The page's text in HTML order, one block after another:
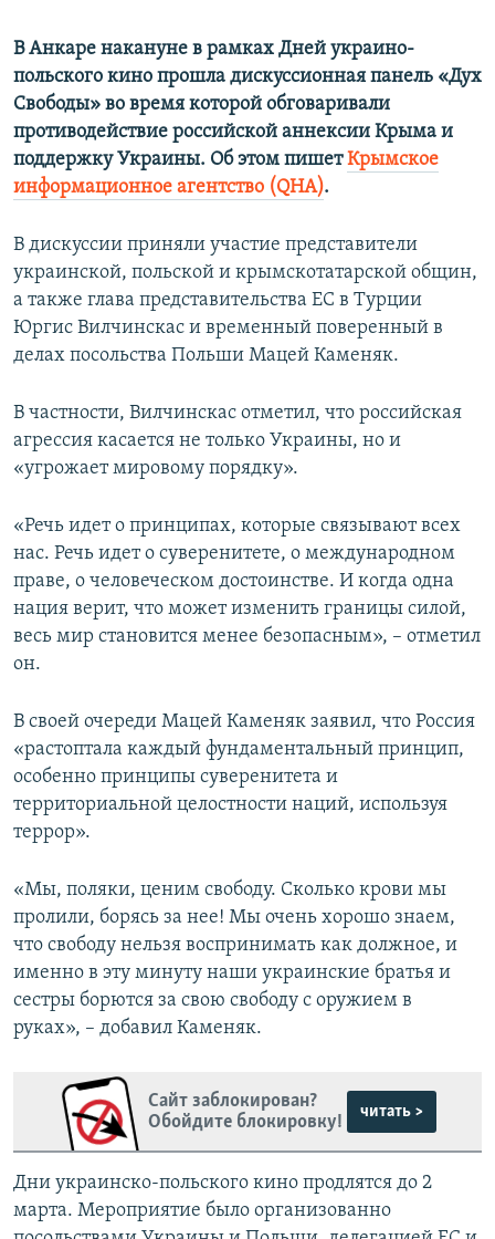
В Анкаре накануне в рамках Дней украино-
польского кино прошла дискуссионная панель «Дух
Свободы» во время которой обговаривали
противодействие российской аннексии Крыма и
поддержку Украины. Об этом пишетКрымское
информационное агентство (QHA).
В дискуссии приняли участие представители
украинской, польской и крымскотатарской общин,
а также глава представительства ЕС в Турции
Юргис Вилчинскас и временный поверенный в
делах посольства Польши Мацей Каменяк.
В частности, Вилчинскас отметил, что российская
агрессия касается не только Украины, но и
«угрожает мировому порядку».
«Речь идет о принципах, которые связывают всех
нас. Речь идет о суверенитете, о международном
праве, о человеческом достоинстве. И когда одна
нация верит, что может изменить границы силой,
весь мир становится менее безопасным», – отметил
он.
В своей очереди Мацей Каменяк заявил, что Россия
«растоптала каждый фундаментальный принцип,
особенно принципы суверенитета и
территориальной целостности наций, используя
террор».
«Мы, поляки, ценим свободу. Сколько крови мы
пролили, борясь за нее! Мы очень хорошо знаем,
что свободу нельзя воспринимать как должное, и
именно в эту минуту наши украинские братья и
сестры борются за свою свободу с оружием в
руках», – добавил Каменяк.
Сайт заблокирован?
Обойдите блокировку!
читать >
Дни украинско-польского кино продлятся до 2
марта. Мероприятие было организованно